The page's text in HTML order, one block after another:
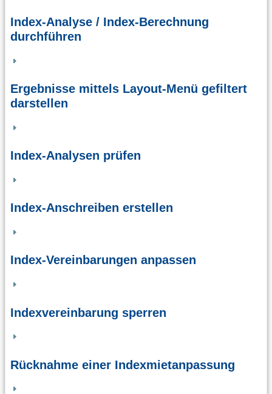
Index-Analyse / Index-Berechnung
durchführen
Ergebnisse mittels Layout-Menü gefiltert
darstellen
Index-Analysen prüfen
Index-Anschreiben erstellen
Index-Vereinbarungen anpassen
Indexvereinbarung sperren
Rücknahme einer Indexmietanpassung